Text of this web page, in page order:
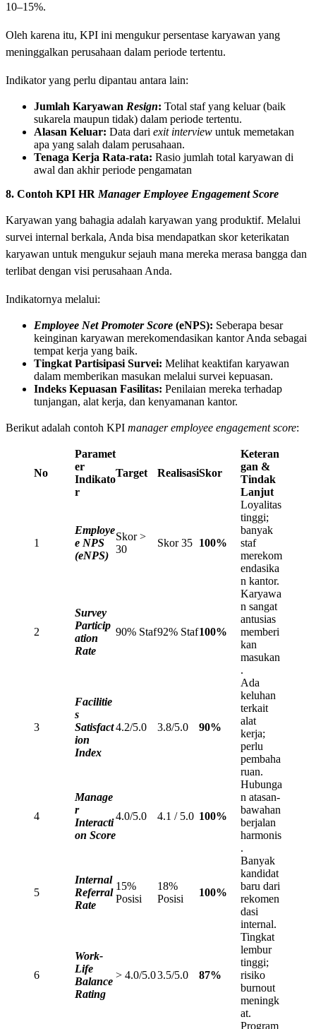
10–15%.
Oleh karena itu, KPI ini mengukur persentase karyawan yang
meninggalkan perusahaan dalam periode tertentu.
Indikator yang perlu dipantau antara lain:
Jumlah Karyawan Resign: Total staf yang keluar (baik
sukarela maupun tidak) dalam periode tertentu.
Alasan Keluar: Data dari exit interview untuk memetakan
apa yang salah dalam perusahaan.
Tenaga Kerja Rata-rata: Rasio jumlah total karyawan di
awal dan akhir periode pengamatan
8. Contoh KPI HR Manager Employee Engagement Score
Karyawan yang bahagia adalah karyawan yang produktif. Melalui
survei internal berkala, Anda bisa mendapatkan skor keterikatan
karyawan untuk mengukur sejauh mana mereka merasa bangga dan
terlibat dengan visi perusahaan Anda.
Indikatornya melalui:
Employee Net Promoter Score (eNPS): Seberapa besar
keinginan karyawan merekomendasikan kantor Anda sebagai
tempat kerja yang baik.
Tingkat Partisipasi Survei: Melihat keaktifan karyawan
dalam memberikan masukan melalui survei kepuasan.
Indeks Kepuasan Fasilitas: Penilaian mereka terhadap
tunjangan, alat kerja, dan kenyamanan kantor.
Berikut adalah contoh KPI manager employee engagement score:
No
Paramet
er
Indikato
r
Target RealisasiSkor
Keteran
gan &
Tindak
Lanjut
1
Employe
e NPS
(eNPS)
Skor >
30
Skor 35 100%
Loyalitas
tinggi;
banyak
staf
merekom
endasika
n kantor.
2
Survey
Particip
ation
Rate
90% Staf92% Staf100%
Karyawa
n sangat
antusias
memberi
kan
masukan
.
3
Facilitie
s
Satisfact
ion
Index
4.2/5.0 3.8/5.0 90%
Ada
keluhan
terkait
alat
kerja;
perlu
pembaha
ruan.
4
Manage
r
Interacti
on Score
4.0/5.0 4.1 / 5.0 100%
Hubunga
n atasan-
bawahan
berjalan
harmonis
.
5
Internal
Referral
Rate
15%
Posisi
18%
Posisi
100%
Banyak
kandidat
baru dari
rekomen
dasi
internal.
6
Work-
Life
Balance
Rating
> 4.0/5.03.5/5.0 87%
Tingkat
lembur
tinggi;
risiko
burnout
meningk
at.
Program